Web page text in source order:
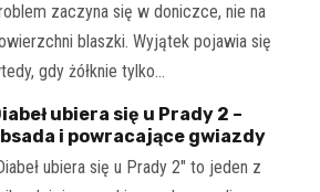
zaczyna się w doniczce, nie na
blaszki. Wyjątek pojawia się
gdy żółknie tylko…
ubiera się u Prady 2 –
i powracające gwiazdy
ubiera się u Prady 2" to jeden z